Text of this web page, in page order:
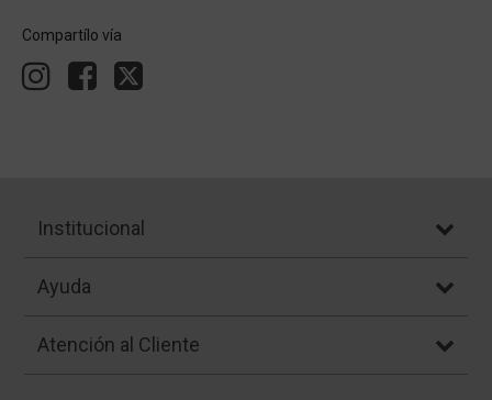
Compartílo vía
Institucional
Ayuda
Atención al Cliente